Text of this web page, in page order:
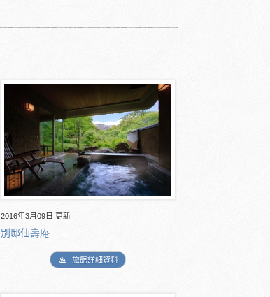
2016年3月09日 更新
別邸仙壽庵
旅館詳細資料